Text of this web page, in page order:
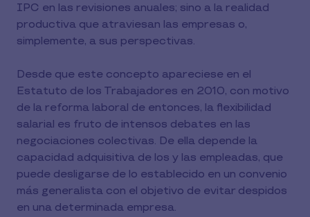
IPC en las revisiones anuales; sino a la realidad
productiva que atraviesan las empresas o,
simplemente, a sus perspectivas.
Desde que este concepto apareciese en el
Estatuto de los Trabajadores en 2010, con motivo
de la reforma laboral de entonces, la flexibilidad
salarial es fruto de intensos debates en las
negociaciones colectivas. De ella depende la
capacidad adquisitiva de los y las empleadas, que
puede desligarse de lo establecido en un convenio
más generalista con el objetivo de evitar despidos
en una determinada empresa.